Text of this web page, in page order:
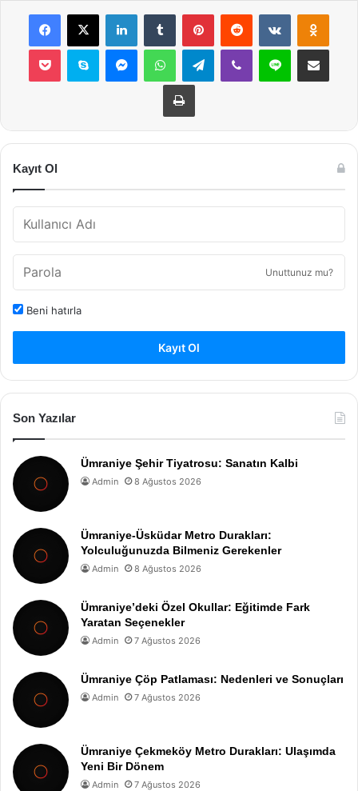
Facebook
X LinkedInTumblr PinterestReddit VKontakte
Pocket Skype MessengerWhatsAppTelegramViber Line E-Posta ile
Yazdır
Kayıt Ol
Unuttunuz mu?
Beni hatırla
Kayıt Ol
Son Yazılar
Ümraniye Şehir Tiyatrosu: Sanatın Kalbi
Admin 8 Ağustos 2026
Ümraniye-Üsküdar Metro Durakları:
Yolculuğunuzda Bilmeniz Gerekenler
Admin 8 Ağustos 2026
Ümraniye’deki Özel Okullar: Eğitimde Fark
Yaratan Seçenekler
Admin 7 Ağustos 2026
Ümraniye Çöp Patlaması: Nedenleri ve Sonuçları
Admin 7 Ağustos 2026
Ümraniye Çekmeköy Metro Durakları: Ulaşımda
Yeni Bir Dönem
Admin 7 Ağustos 2026